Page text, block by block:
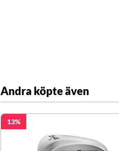
Andra köpte även
13